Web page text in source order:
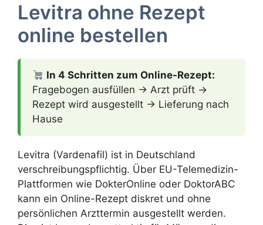
Levitra ohne Rezept
online bestellen
In 4 Schritten zum Online-Rezept:
Fragebogen ausfüllen → Arzt prüft →
Rezept wird ausgestellt → Lieferung nach
Hause
Levitra (Vardenafil) ist in Deutschland
verschreibungspflichtig. Über EU-Telemedizin-
Plattformen wie DokterOnline oder DoktorABC
kann ein Online-Rezept diskret und ohne
persönlichen Arzttermin ausgestellt werden.